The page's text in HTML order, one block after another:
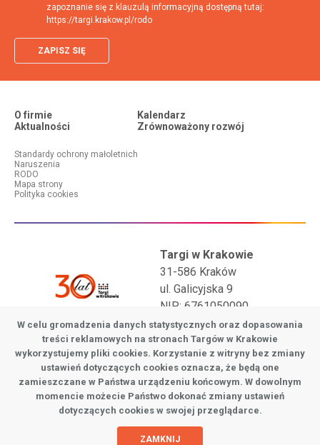
zapoznanie się z klauzulą informacyjną dostępną tutaj:
https://targi.krakow.pl/rodo
ZAPISZ SIĘ
O firmie
Kalendarz
Aktualności
Zrównoważony rozwój
Menu dodatkowe (stopka #2)
Standardy ochrony małoletnich
Naruszenia
RODO
Mapa strony
Polityka cookies
Targi w Krakowie
31-586 Kraków
ul. Galicyjska 9
NIP: 6761050090
tel.: +48 12 644 59 32
tel.: +48 12 644 81 65
e-mail:biuro@targi.krakow.pl
Zgłoszenia naruszeń prawa:sygnalista@targi.krakow.pl
Zobacz nasze social media:
W celu gromadzenia danych statystycznych oraz dopasowania
treści reklamowych na stronach Targów w Krakowie
wykorzystujemy pliki cookies. Korzystanie z witryny bez zmiany
ustawień dotyczących cookies oznacza, że będą one
zamieszczane w Państwa urządzeniu końcowym. W dowolnym
momencie możecie Państwo dokonać zmiany ustawień
dotyczących cookies w swojej przeglądarce.
ZAMKNIJ